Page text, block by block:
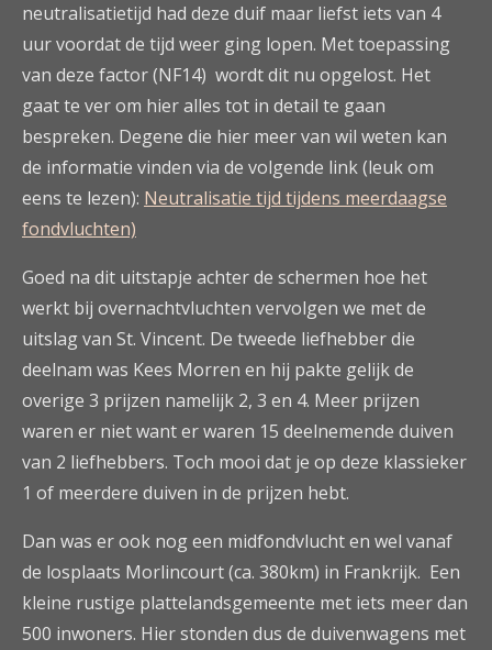
neutralisatietijd had deze duif maar liefst iets van 4
uur voordat de tijd weer ging lopen. Met toepassing
van deze factor (NF14) wordt dit nu opgelost. Het
gaat te ver om hier alles tot in detail te gaan
bespreken. Degene die hier meer van wil weten kan
de informatie vinden via de volgende link (leuk om
eens te lezen): Neutralisatie tijd tijdens meerdaagse
fondvluchten)
Goed na dit uitstapje achter de schermen hoe het
werkt bij overnachtvluchten vervolgen we met de
uitslag van St. Vincent. De tweede liefhebber die
deelnam was Kees Morren en hij pakte gelijk de
overige 3 prijzen namelijk 2, 3 en 4. Meer prijzen
waren er niet want er waren 15 deelnemende duiven
van 2 liefhebbers. Toch mooi dat je op deze klassieker
1 of meerdere duiven in de prijzen hebt.
Dan was er ook nog een midfondvlucht en wel vanaf
de losplaats Morlincourt (ca. 380km) in Frankrijk. Een
kleine rustige plattelandsgemeente met iets meer dan
500 inwoners. Hier stonden dus de duivenwagens met